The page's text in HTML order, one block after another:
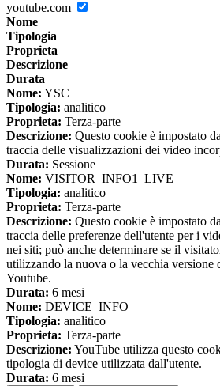
youtube.com
Nome
Tipologia
Proprieta
Descrizione
Durata
Nome: YSC
Tipologia: analitico
Proprieta: Terza-parte
Descrizione: Questo cookie è impostato
traccia delle visualizzazioni dei video
Durata: Sessione
Nome: VISITOR_INFO1_LIVE
Tipologia: analitico
Proprieta: Terza-parte
Descrizione: Questo cookie è impostato
traccia delle preferenze dell'utente per i
nei siti; può anche determinare se il
utilizzando la nuova o la vecchia versione
Youtube.
Durata: 6 mesi
Nome: DEVICE_INFO
Tipologia: analitico
Proprieta: Terza-parte
Descrizione: YouTube utilizza questo
tipologia di device utilizzata dall'utente.
Durata: 6 mesi